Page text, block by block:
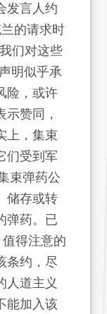
发言人约
的请求时
们对这些
明似乎承
险，或许
赞同，
上，集束
们受到军
束弹药公
储存或转
弹药。已
得注意的
条约，尽
人道主义
能加入该